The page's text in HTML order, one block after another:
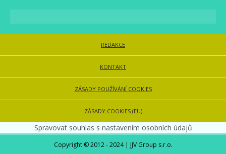
REDAKCE
KONTAKT
ZÁSADY POUŽÍVÁNÍ COOKIES
ZÁSADY COOKIES (EU)
Spravovat souhlas s nastavením osobních údajů
Copyright © 2012 - 2024 | JJV Group s.r.o.